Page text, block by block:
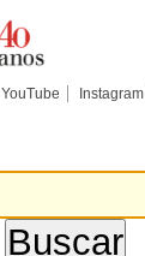
YouTube Instagram